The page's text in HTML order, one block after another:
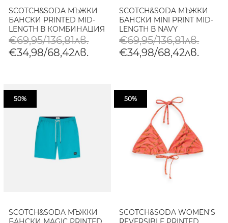
SCOTCH&SODA МЪЖКИ
БАНСКИ PRINTED MID-
LENGTH В КОМБИНАЦИЯ
€69,95/136,81лв.
€34,98/68,42лв.
SCOTCH&SODA МЪЖКИ
БАНСКИ MINI PRINT MID-
LENGTH В NAVY
€69,95/136,81лв.
€34,98/68,42лв.
50%
SCOTCH&SODA МЪЖКИ
50%
SCOTCH&SODA WOMEN'S